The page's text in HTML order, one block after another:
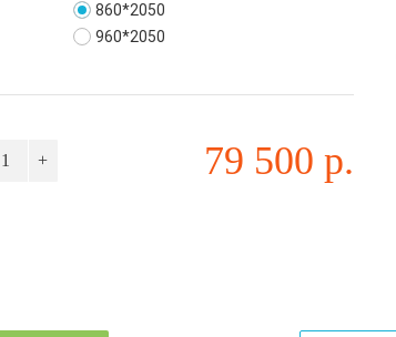
860*2050
960*2050
+ 79 500 р.